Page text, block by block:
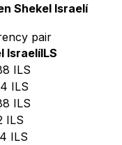
Shekel Israelí
pair
IsraelíILS
ILS
ILS
ILS
ILS
ILS